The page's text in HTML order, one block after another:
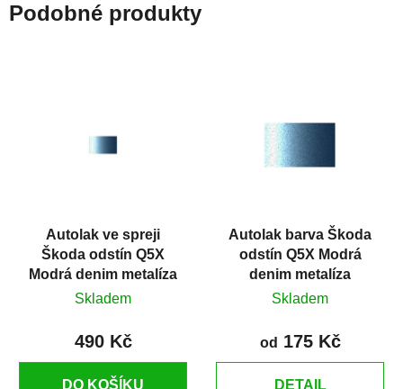
Podobné produkty
Autolak ve spreji
Škoda odstín Q5X
Modrá denim metalíza
375 ml
Skladem
490 Kč
DO KOŠÍKU
Autolak barva Škoda
odstín Q5X Modrá
denim metalíza
Skladem
od 175 Kč
DETAIL